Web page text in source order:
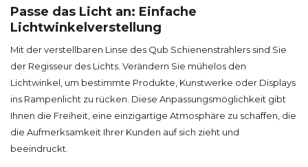
Passe das Licht an: Einfache
Lichtwinkelverstellung
Mit der verstellbaren Linse des Qub Schienenstrahlers sind Sie
der Regisseur des Lichts. Verändern Sie mühelos den
Lichtwinkel, um bestimmte Produkte, Kunstwerke oder Displays
ins Rampenlicht zu rücken. Diese Anpassungsmöglichkeit gibt
Ihnen die Freiheit, eine einzigartige Atmosphäre zu schaffen, die
die Aufmerksamkeit Ihrer Kunden auf sich zieht und
beeindruckt.